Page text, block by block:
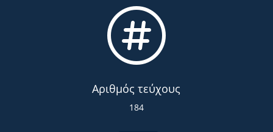

Αριθμός τεύχους
184